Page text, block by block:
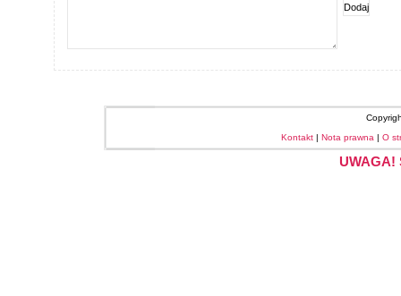
Kontakt
Nota prawna O
UWAGA!